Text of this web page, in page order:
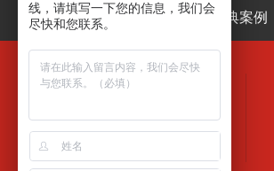
首页 经典案例
线，请填写一下您的信息，我们会
尽快和您联系。